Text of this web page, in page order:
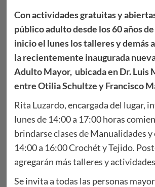
Con actividades gratuitas y
público adulto desde los 60 años
inicio el lunes los talleres y demás
la recientemente inaugurada
Adulto Mayor, ubicada en Dr. Luis
entre Otilia Schultze y Francisco
Rita Luzardo, encargada del lugar,
lunes de 14:00 a 17:00 horas
brindarse clases de Manualidades
14:00 a 16:00 Crochét y Tejido.
agregarán más talleres y
Se invita a todas las personas